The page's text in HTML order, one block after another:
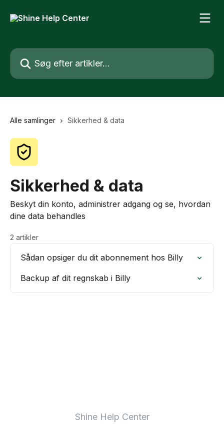
Søg efter artikler...
Alle samlinger Sikkerhed & data
Sikkerhed & data
Beskyt din konto, administrer adgang og se, hvordan
dine data behandles
2 artikler
Sådan opsiger du dit abonnement hos Billy
Backup af dit regnskab i Billy
Shine Help Center